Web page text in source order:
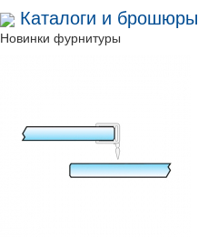
Каталоги и брошюры
Новинки фурнитуры